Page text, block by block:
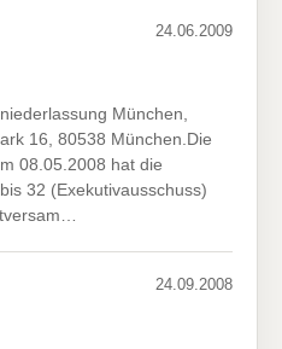
24.06.2009
München,
16, 80538 München.Die
08.05.2008 hat die
32 (Exekutivausschuss)
24.09.2008